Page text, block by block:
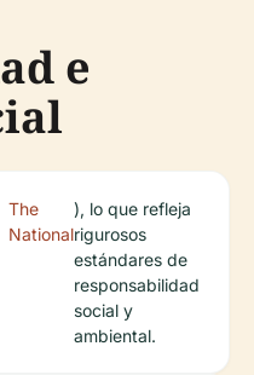
e
The
National
), lo que refleja
rigurosos
estándares de
responsabilidad
social y
ambiental.